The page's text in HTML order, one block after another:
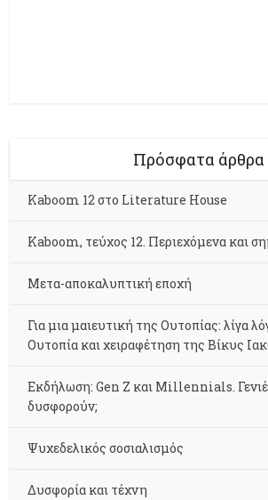
Πρόσφατα άρθρα
Kaboom 12 στο Literature House
Kaboom, τεύχος 12. Περιεχόμενα και
Μετα-αποκαλυπτική εποχή
Για μια μαιευτική της Ουτοπίας: λίγα
Ουτοπία και χειραφέτηση της Βίκυς
Εκδήλωση: Gen Z και Millennials.
δυσφορούν;
Ψυχεδελικός σοσιαλισμός
Δυσφορία και τέχνη